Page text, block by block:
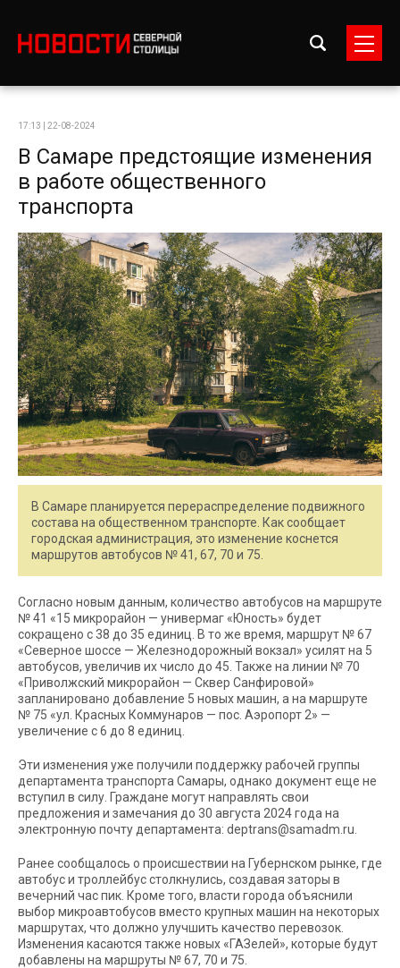
17:13 | 22-08-2024
В Самаре предстоящие изменения
в работе общественного
транспорта
В Самаре планируется перераспределение подвижного
состава на общественном транспорте. Как сообщает
городская администрация, это изменение коснется
маршрутов автобусов № 41, 67, 70 и 75.
Согласно новым данным, количество автобусов на маршруте
№ 41 «15 микрорайон — универмаг «Юность» будет
сокращено с 38 до 35 единиц. В то же время, маршрут № 67
«Северное шоссе — Железнодорожный вокзал» усилят на 5
автобусов, увеличив их число до 45. Также на линии № 70
«Приволжский микрорайон — Сквер Санфировой»
запланировано добавление 5 новых машин, а на маршруте
№ 75 «ул. Красных Коммунаров — пос. Аэропорт 2» —
увеличение с 6 до 8 единиц.
Эти изменения уже получили поддержку рабочей группы
департамента транспорта Самары, однако документ еще не
вступил в силу. Граждане могут направлять свои
предложения и замечания до 30 августа 2024 года на
электронную почту департамента: deptrans@samadm.ru.
Ранее сообщалось о происшествии на Губернском рынке, где
автобус и троллейбус столкнулись, создавая заторы в
вечерний час пик. Кроме того, власти города объяснили
выбор микроавтобусов вместо крупных машин на некоторых
маршрутах, что должно улучшить качество перевозок.
Изменения касаются также новых «ГАЗелей», которые будут
добавлены на маршруты № 67, 70 и 75.